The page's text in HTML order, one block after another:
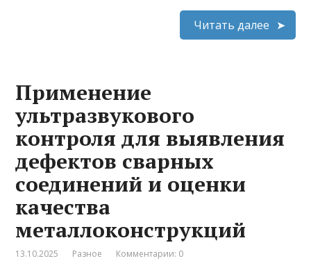
Читать далее
Применение
ультразвукового
контроля для выявления
дефектов сварных
соединений и оценки
качества
металлоконструкций
13.10.2025 Разное Комментарии: 0